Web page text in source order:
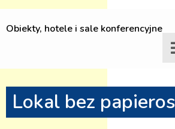
Obiekty, hotele i sale konferencyjne
Lokal bez